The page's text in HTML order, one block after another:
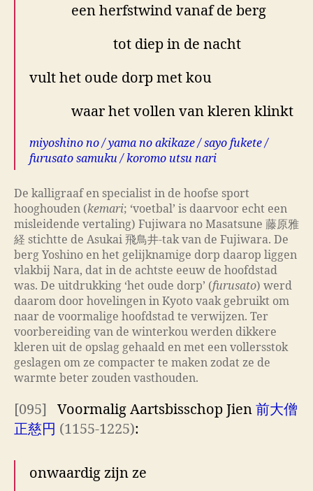
een herfstwind vanaf de berg
tot diep in de nacht
vult het oude dorp met kou
waar het vollen van kleren klinkt
miyoshino no / yama no akikaze / sayo fukete /
furusato samuku / koromo utsu nari
De kalligraaf en specialist in de hoofse sport
hooghouden (kemari; ‘voetbal’ is daarvoor echt een
misleidende vertaling) Fujiwara no Masatsune 藤原雅
経 stichtte de Asukai 飛鳥井-tak van de Fujiwara. De
berg Yoshino en het gelijknamige dorp daarop liggen
vlakbij Nara, dat in de achtste eeuw de hoofdstad
was. De uitdrukking ‘het oude dorp’ (furusato) werd
daarom door hovelingen in Kyoto vaak gebruikt om
naar de voormalige hoofdstad te verwijzen. Ter
voorbereiding van de winterkou werden dikkere
kleren uit de opslag gehaald en met een vollersstok
geslagen om ze compacter te maken zodat ze de
warmte beter zouden vasthouden.
[095] Voormalig Aartsbisschop Jien 前大僧
正慈円 (1155-1225):
onwaardig zijn ze